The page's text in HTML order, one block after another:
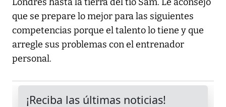
Londres hasta la tierra del tio Sam. Le aconsejo
que se prepare lo mejor para las siguientes
competencias porque el talento lo tiene y que
arregle sus problemas con el entrenador
personal.